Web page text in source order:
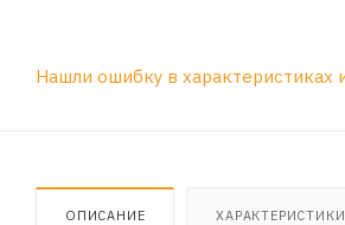
Нашли ошибку в характеристиках
ОПИСАНИЕ ХАРАКТЕРИСТИКИ